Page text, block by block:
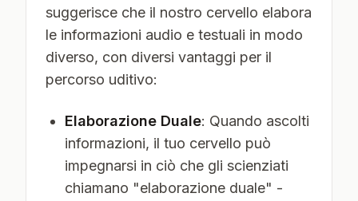
suggerisce che il nostro cervello elabora
le informazioni audio e testuali in modo
diverso, con diversi vantaggi per il
percorso uditivo:
Elaborazione Duale: Quando ascolti
informazioni, il tuo cervello può
impegnarsi in ciò che gli scienziati
chiamano "elaborazione duale" -